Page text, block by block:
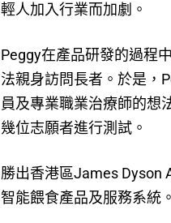
輕人加入行業而加劇。
Peggy在產品研發的過程
法親身訪問長者。於是，
員及專業職業治療師的想
幾位志願者進行測試。
勝出香港區James Dyson
智能餵食產品及服務系統。